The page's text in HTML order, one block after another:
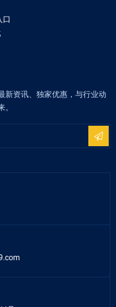
口
新资讯、独家优惠，与行业动